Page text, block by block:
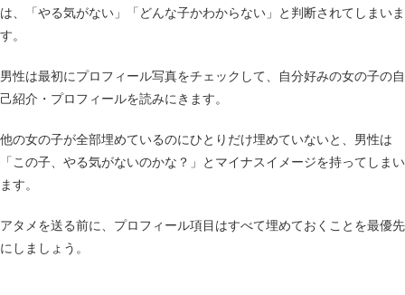
は、「やる気がない」「どんな子かわからない」と判断されてしまいま
す。
男性は最初にプロフィール写真をチェックして、自分好みの女の子の自
己紹介・プロフィールを読みにきます。
他の女の子が全部埋めているのにひとりだけ埋めていないと、男性は
「この子、やる気がないのかな？」とマイナスイメージを持ってしまい
ます。
アタメを送る前に、プロフィール項目はすべて埋めておくことを最優先
にしましょう。